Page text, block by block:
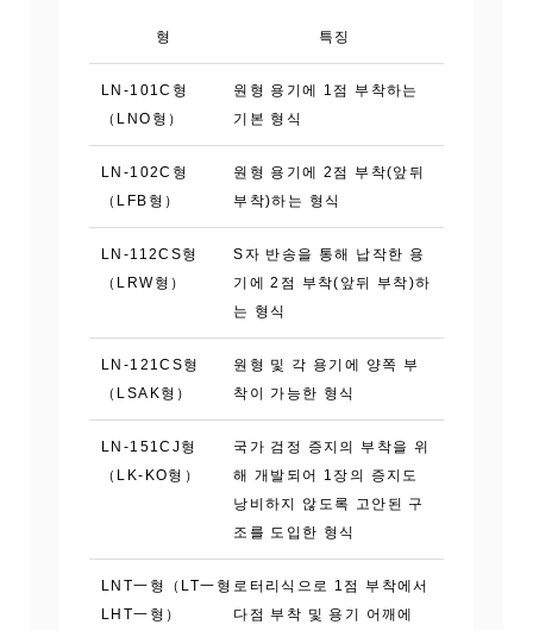
형 특징
LN-101C형
（LNO형）
원형 용기에 1점 부착하는
기본 형식
LN-102C형
（LFB형）
원형 용기에 2점 부착(앞뒤
부착)하는 형식
LN-112CS형
（LRW형）
S자 반송을 통해 납작한 용
기에 2점 부착(앞뒤 부착)하
는 형식
LN-121CS형
（LSAK형）
원형 및 각 용기에 양쪽 부
착이 가능한 형식
LN-151CJ형
（LK-KO형）
국가 검정 증지의 부착을 위
해 개발되어 1장의 증지도
낭비하지 않도록 고안된 구
조를 도입한 형식
LNT一형（LT一형
LHT一형）
로터리식으로 1점 부착에서
다점 부착 및 용기 어깨에